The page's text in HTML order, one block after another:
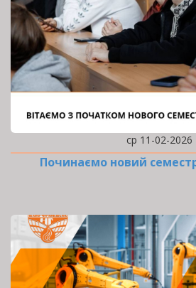
ср 11-02-2026
Починаємо новий